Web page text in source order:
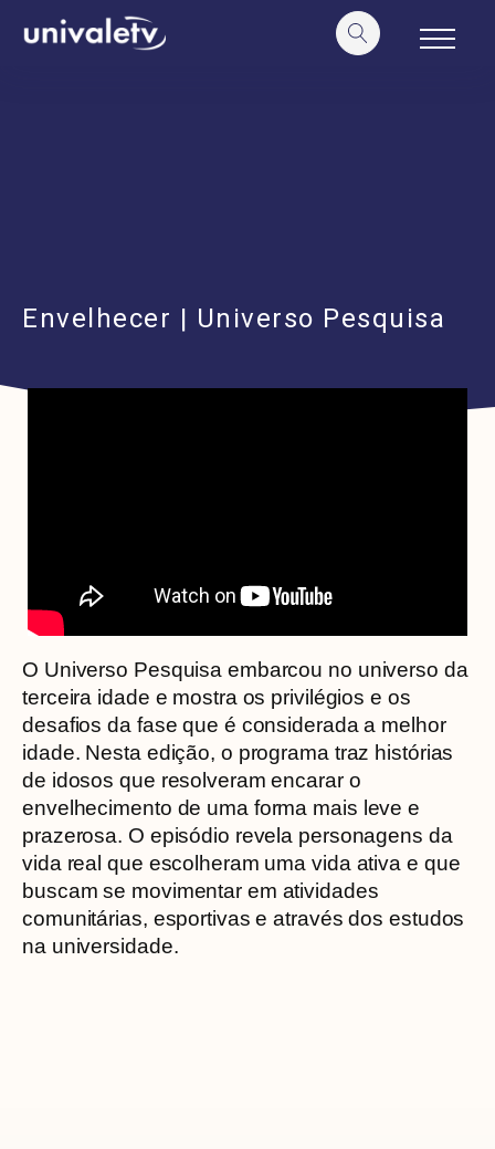
conteúdo
Envelhecer | Universo Pesquisa
O Universo Pesquisa embarcou no universo da
terceira idade e mostra os privilégios e os
desafios da fase que é considerada a melhor
idade. Nesta edição, o programa traz histórias
de idosos que resolveram encarar o
envelhecimento de uma forma mais leve e
prazerosa. O episódio revela personagens da
vida real que escolheram uma vida ativa e que
buscam se movimentar em atividades
comunitárias, esportivas e através dos estudos
na universidade.